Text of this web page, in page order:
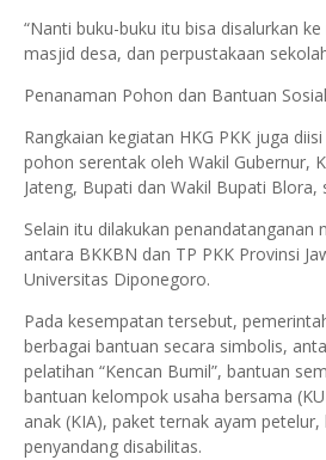
“Nanti buku-buku itu bisa disalurkan
masjid desa, dan perpustakaan
Penanaman Pohon dan Bantuan Sosial
Rangkaian kegiatan HKG PKK juga
pohon serentak oleh Wakil Gubernur,
Jateng, Bupati dan Wakil Bupati Blora,
Selain itu dilakukan penandatanganan
antara BKKBN dan TP PKK Provinsi
Universitas Diponegoro.
Pada kesempatan tersebut,
berbagai bantuan secara simbolis,
pelatihan “Kencan Bumil”, bantuan
bantuan kelompok usaha bersama
anak (KIA), paket ternak ayam
penyandang disabilitas.